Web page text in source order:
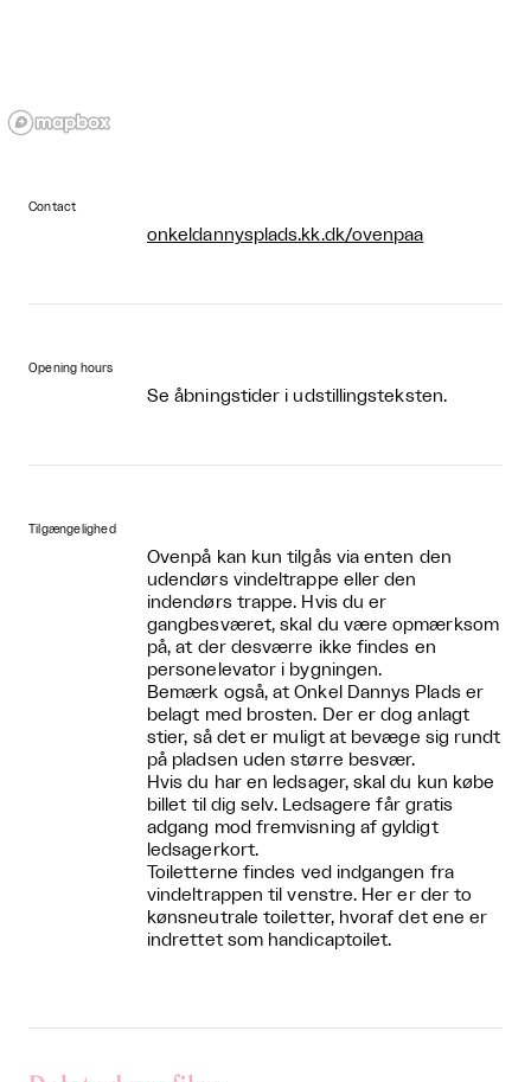
Contact
onkeldannysplads.kk.dk/ovenpaa
Opening hours
Se åbningstider i udstillingsteksten.
Tilgængelighed
Ovenpå kan kun tilgås via enten den
udendørs vindeltrappe eller den
indendørs trappe. Hvis du er
gangbesværet, skal du være opmærksom
på, at der desværre ikke findes en
personelevator i bygningen.
Bemærk også, at Onkel Dannys Plads er
belagt med brosten. Der er dog anlagt
stier, så det er muligt at bevæge sig rundt
på pladsen uden større besvær.
Hvis du har en ledsager, skal du kun købe
billet til dig selv. Ledsagere får gratis
adgang mod fremvisning af gyldigt
ledsagerkort.
Toiletterne findes ved indgangen fra
vindeltrappen til venstre. Her er der to
kønsneutrale toiletter, hvoraf det ene er
indrettet som handicaptoilet.